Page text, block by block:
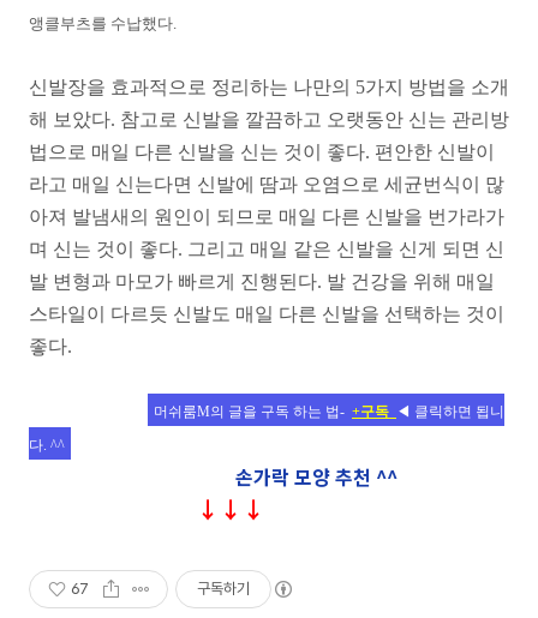
앵클부츠를 수납했다.
신발장을 효과적으로 정리하는 나만의 5가지 방법을 소개
해 보았다. 참고로 신발을 깔끔하고 오랫동안 신는 관리방
법으로 매일 다른 신발을 신는 것이 좋다. 편안한 신발이
라고 매일 신는다면 신발에 땀과 오염으로 세균번식이 많
아져 발냄새의 원인이 되므로 매일 다른 신발을 번가라가
며 신는 것이 좋다. 그리고 매일 같은 신발을 신게 되면 신
발 변형과 마모가 빠르게 진행된다. 발 건강을 위해 매일
스타일이 다르듯 신발도 매일 다른 신발을 선택하는 것이
좋다.
머쉬룸M의 글을 구독 하는 법- +구독 ◀ 클릭하면 됩니
다. ^^
손가락 모양 추천 ^^
↓↓↓
67 구독하기